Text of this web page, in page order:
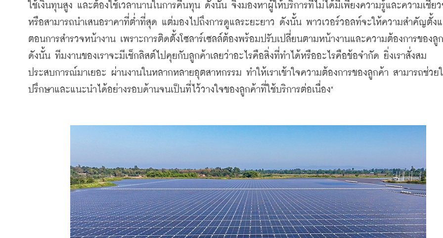
ใช้เงินทุนสูง และต้องใช้เวลานานในการคืนทุน ดังนั้น จึงมองหาผู้ให้บริการที่ไม่ได้มีเพียงความรู้และความเชี่ย
หรือสามารถนำเสนอราคาที่ต่ำที่สุด แต่มองไปถึงการดูแลระยะยาว ดังนั้น พาวเวอร์วอลท์จะให้ความสำคัญตั้ง
ตอนการสำรวจหน้างาน เพราะการติดตั้งโซลาร์เซลล์ต้องพร้อมปรับเปลี่ยนตามหน้างานและความต้องการของลู
ดังนั้น ทีมงานของเราจะมีเช็กลิสต์ไปคุยกับลูกค้าเลยว่าอะไรคือสิ่งที่ทำได้หรืออะไรคือข้อจำกัด ยิ่งเราสั่งสม
ประสบการณ์มาเยอะ ผ่านงานในหลากหลายอุตสาหกรรม ทำให้เราเข้าใจความต้องการของลูกค้า สามารถช่วย
ปรึกษาและแนะนำได้อย่างรอบด้านจนเป็นที่ไว้วางใจของลูกค้าที่ใช้บริการต่อเนื่อง"